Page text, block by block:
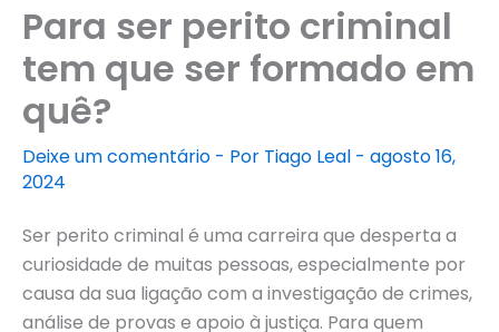
Para ser perito criminal
tem que ser formado em
quê?
Deixe um comentário - Por Tiago Leal - agosto 16,
2024
Ser perito criminal é uma carreira que desperta a
curiosidade de muitas pessoas, especialmente por
causa da sua ligação com a investigação de crimes,
análise de provas e apoio à justiça. Para quem